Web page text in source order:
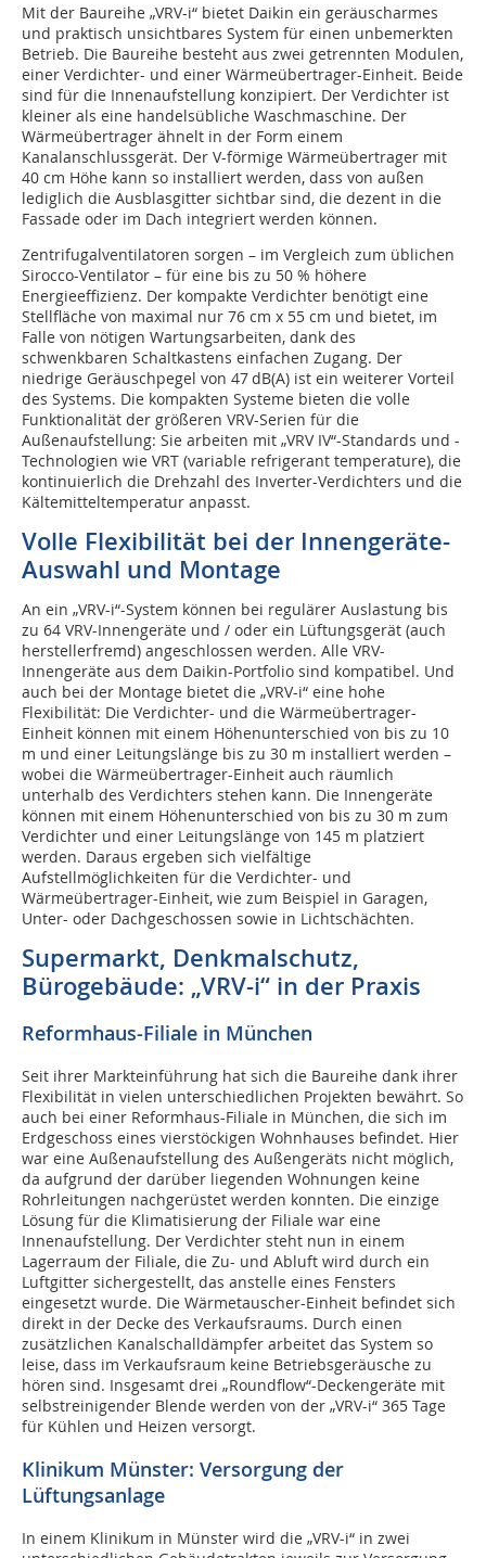
Mit der Baureihe „VRV-i“ bietet Daikin ein geräuscharmes
und praktisch unsichtbares System für einen unbemerkten
Betrieb. Die Baureihe besteht aus zwei getrennten Modulen,
einer Verdichter- und einer Wärmeübertrager-Einheit. Beide
sind für die Innenaufstellung konzipiert. Der Verdichter ist
kleiner als eine handelsübliche Waschmaschine. Der
Wärmeübertrager ähnelt in der Form einem
Kanalanschlussgerät. Der V-förmige Wärmeübertrager mit
40 cm Höhe kann so installiert werden, dass von außen
lediglich die Ausblasgitter sichtbar sind, die dezent in die
Fassade oder im Dach integriert werden können.
Zentrifugalventilatoren sorgen – im Vergleich zum üblichen
Sirocco-Ventilator – für eine bis zu 50 % höhere
Energieeffizienz. Der kompakte Verdichter benötigt eine
Stellfläche von maximal nur 76 cm x 55 cm und bietet, im
Falle von nötigen Wartungsarbeiten, dank des
schwenkbaren Schaltkastens einfachen Zugang. Der
niedrige Geräuschpegel von 47 dB(A) ist ein weiterer Vorteil
des Systems. Die kompakten Systeme bieten die volle
Funktionalität der größeren VRV-Serien für die
Außenaufstellung: Sie arbeiten mit „VRV IV“-Standards und -
Technologien wie VRT (variable refrigerant temperature), die
kontinuierlich die Drehzahl des Inverter-Verdichters und die
Kältemitteltemperatur anpasst.
Volle Flexibilität bei der Innengeräte-
Auswahl und Montage
An ein „VRV-i“-System können bei regulärer Auslastung bis
zu 64 VRV-Innengeräte und / oder ein Lüftungsgerät (auch
herstellerfremd) angeschlossen werden. Alle VRV-
Innengeräte aus dem Daikin-Portfolio sind kompatibel. Und
auch bei der Montage bietet die „VRV-i“ eine hohe
Flexibilität: Die Verdichter- und die Wärmeübertrager-
Einheit können mit einem Höhenunterschied von bis zu 10
m und einer Leitungslänge bis zu 30 m installiert werden –
wobei die Wärmeübertrager-Einheit auch räumlich
unterhalb des Verdichters stehen kann. Die Innengeräte
können mit einem Höhenunterschied von bis zu 30 m zum
Verdichter und einer Leitungslänge von 145 m platziert
werden. Daraus ergeben sich vielfältige
Aufstellmöglichkeiten für die Verdichter- und
Wärmeübertrager-Einheit, wie zum Beispiel in Garagen,
Unter- oder Dachgeschossen sowie in Lichtschächten.
Supermarkt, Denkmalschutz,
Bürogebäude: „VRV-i“ in der Praxis
Reformhaus-Filiale in München
Seit ihrer Markteinführung hat sich die Baureihe dank ihrer
Flexibilität in vielen unterschiedlichen Projekten bewährt. So
auch bei einer Reformhaus-Filiale in München, die sich im
Erdgeschoss eines vierstöckigen Wohnhauses befindet. Hier
war eine Außenaufstellung des Außengeräts nicht möglich,
da aufgrund der darüber liegenden Wohnungen keine
Rohrleitungen nachgerüstet werden konnten. Die einzige
Lösung für die Klimatisierung der Filiale war eine
Innenaufstellung. Der Verdichter steht nun in einem
Lagerraum der Filiale, die Zu- und Abluft wird durch ein
Luftgitter sichergestellt, das anstelle eines Fensters
eingesetzt wurde. Die Wärmetauscher-Einheit befindet sich
direkt in der Decke des Verkaufsraums. Durch einen
zusätzlichen Kanalschalldämpfer arbeitet das System so
leise, dass im Verkaufsraum keine Betriebsgeräusche zu
hören sind. Insgesamt drei „Roundflow“-Deckengeräte mit
selbstreinigender Blende werden von der „VRV-i“ 365 Tage
für Kühlen und Heizen versorgt.
Klinikum Münster: Versorgung der
Lüftungsanlage
In einem Klinikum in Münster wird die „VRV-i“ in zwei